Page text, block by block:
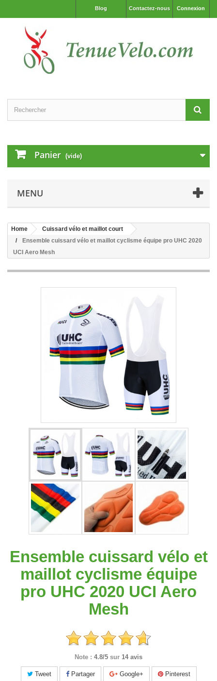
Connexion
Contactez-nous
Blog
Panier (vide)
MENU
Home
Cuissard vélo et maillot court
Ensemble cuissard vélo et maillot cyclisme équipe pro UHC 2020
UCI Aero Mesh
Ensemble cuissard vélo et
maillot cyclisme équipe
pro UHC 2020 UCI Aero
Mesh
Note : 4.8/5 sur 14 avis
Tweet Partager Google+ Pinterest